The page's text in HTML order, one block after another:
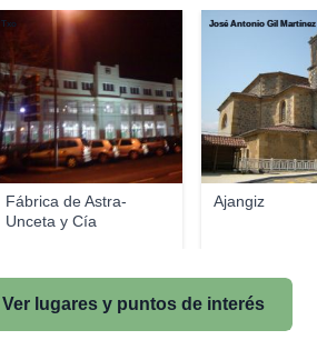
Fábrica de Astra-
Unceta y Cía
Txo
Ajangiz
José Antonio Gil Martínez
Ver lugares y puntos de interés